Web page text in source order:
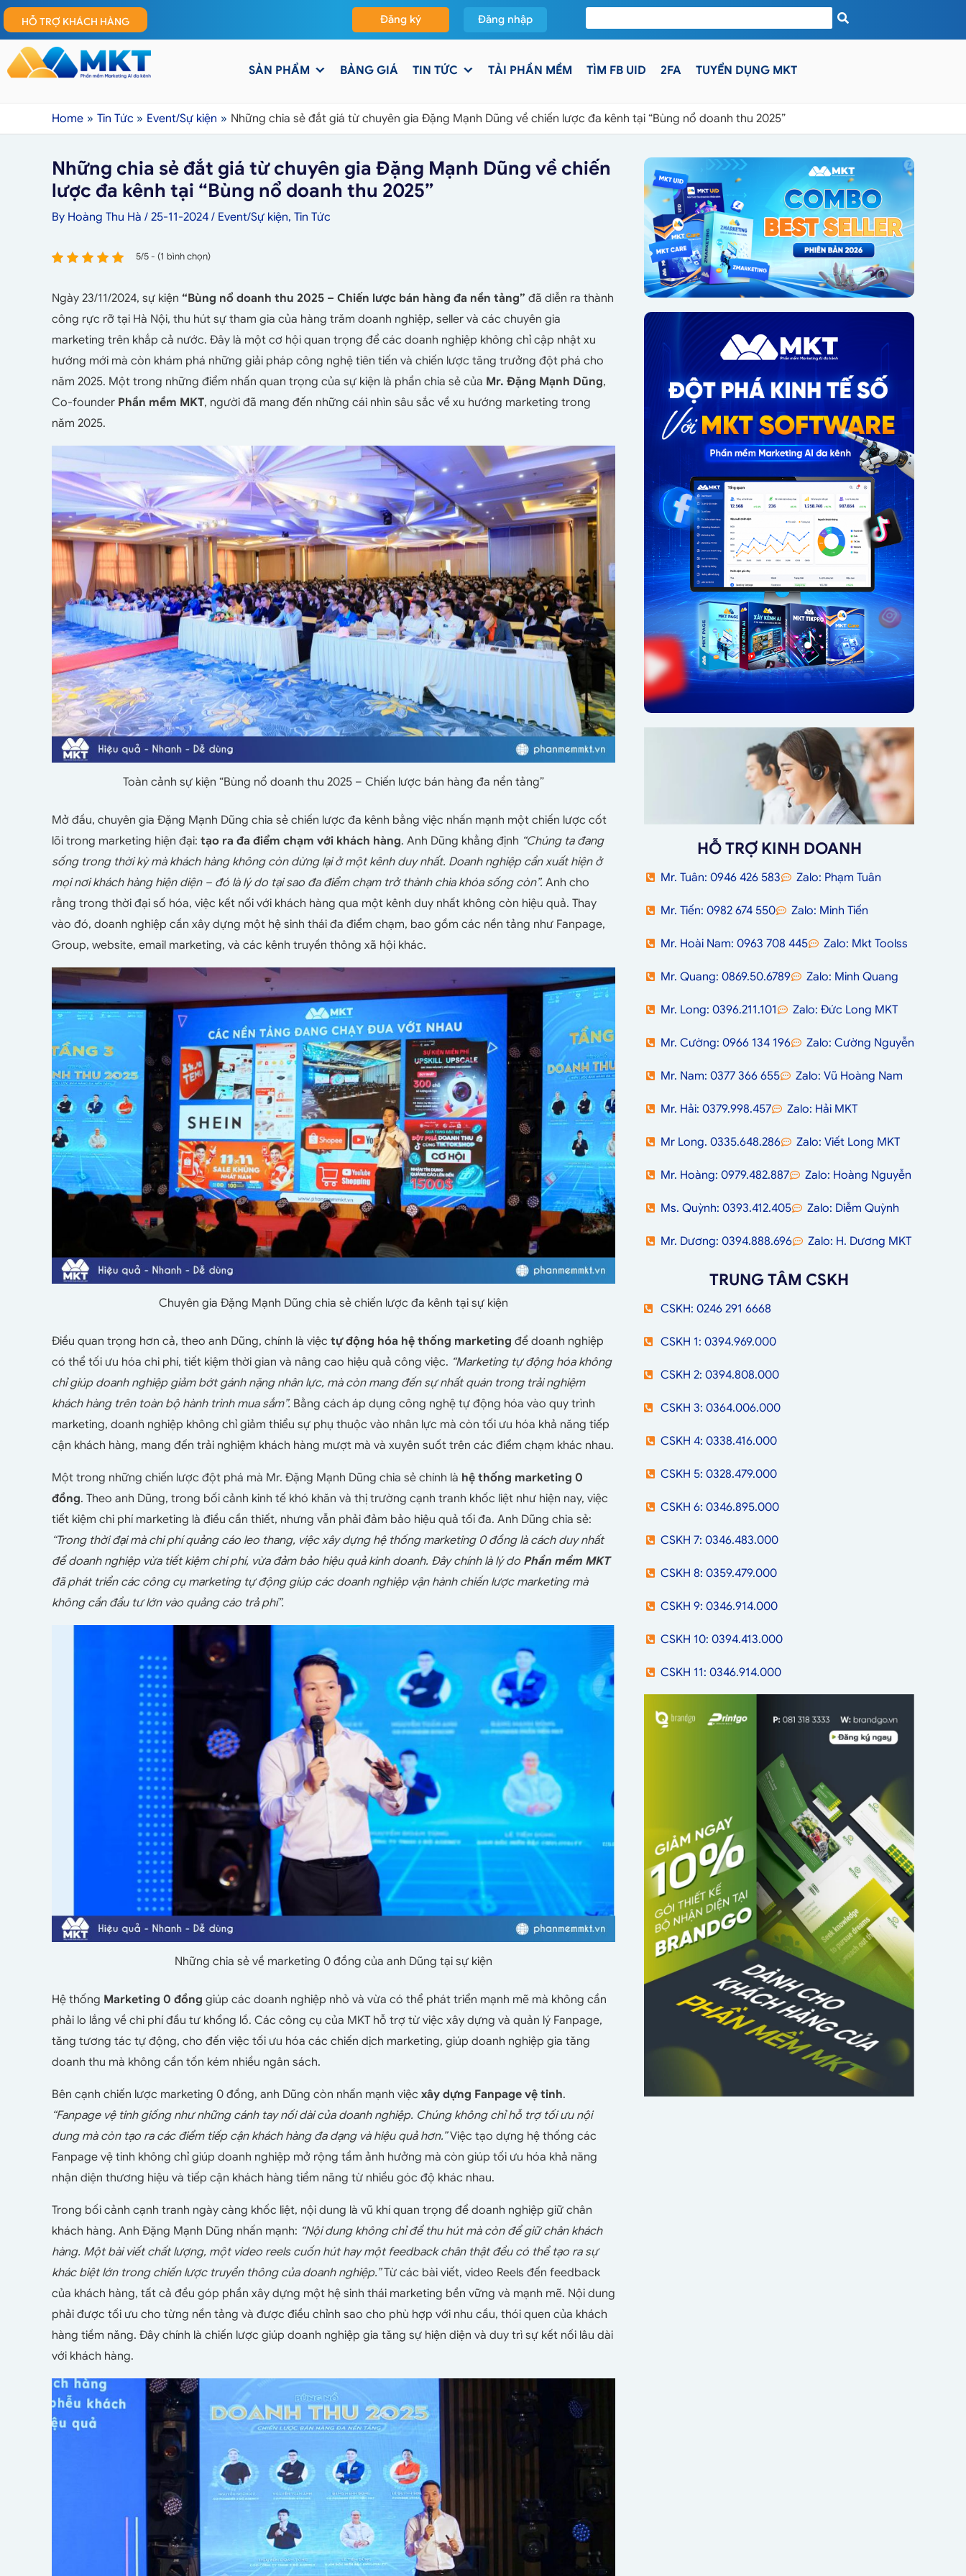
HỖ TRỢ KHÁCH HÀNG Đăng ký Đăng nhập
SẢN PHẨM BẢNG GIÁ TIN TỨC TẢI PHẦN MỀM TÌM FB UID 2FA TUYỂN DỤNG MKT
Home Tin Tức Event/Sự kiện Những chia sẻ đắt giá từ chuyên gia Đặng Mạnh Dũng về chiến lược đa kênh tại “Bùng nổ doanh thu 2025”
Những chia sẻ đắt giá từ chuyên gia Đặng Mạnh Dũng về chiến
lược đa kênh tại “Bùng nổ doanh thu 2025”
By Hoàng Thu Hà / 25-11-2024 / Event/Sự kiện, Tin Tức
5/5 - (1 bình chọn)
Ngày 23/11/2024, sự kiện “Bùng nổ doanh thu 2025 – Chiến lược bán hàng đa nền tảng” đã diễn ra thành
công rực rỡ tại Hà Nội, thu hút sự tham gia của hàng trăm doanh nghiệp, seller và các chuyên gia
marketing trên khắp cả nước. Đây là một cơ hội quan trọng để các doanh nghiệp không chỉ cập nhật xu
hướng mới mà còn khám phá những giải pháp công nghệ tiên tiến và chiến lược tăng trưởng đột phá cho
năm 2025. Một trong những điểm nhấn quan trọng của sự kiện là phần chia sẻ của Mr. Đặng Mạnh Dũng,
Co-founder Phần mềm MKT, người đã mang đến những cái nhìn sâu sắc về xu hướng marketing trong
năm 2025.
Toàn cảnh sự kiện “Bùng nổ doanh thu 2025 – Chiến lược bán hàng đa nền tảng”
Mở đầu, chuyên gia Đặng Mạnh Dũng chia sẻ chiến lược đa kênh bằng việc nhấn mạnh một chiến lược cốt
lõi trong marketing hiện đại: tạo ra đa điểm chạm với khách hàng. Anh Dũng khẳng định “Chúng ta đang
sống trong thời kỳ mà khách hàng không còn dừng lại ở một kênh duy nhất. Doanh nghiệp cần xuất hiện ở
mọi nơi khách hàng hiện diện – đó là lý do tại sao đa điểm chạm trở thành chìa khóa sống còn”. Anh cho
rằng trong thời đại số hóa, việc kết nối với khách hàng qua một kênh duy nhất không còn hiệu quả. Thay
vào đó, doanh nghiệp cần xây dựng một hệ sinh thái đa điểm chạm, bao gồm các nền tảng như Fanpage,
Group, website, email marketing, và các kênh truyền thông xã hội khác.
Chuyên gia Đặng Mạnh Dũng chia sẻ chiến lược đa kênh tại sự kiện
Điều quan trọng hơn cả, theo anh Dũng, chính là việc tự động hóa hệ thống marketing để doanh nghiệp
có thể tối ưu hóa chi phí, tiết kiệm thời gian và nâng cao hiệu quả công việc. “Marketing tự động hóa không
chỉ giúp doanh nghiệp giảm bớt gánh nặng nhân lực, mà còn mang đến sự nhất quán trong trải nghiệm
khách hàng trên toàn bộ hành trình mua sắm”. Bằng cách áp dụng công nghệ tự động hóa vào quy trình
marketing, doanh nghiệp không chỉ giảm thiểu sự phụ thuộc vào nhân lực mà còn tối ưu hóa khả năng tiếp
cận khách hàng, mang đến trải nghiệm khách hàng mượt mà và xuyên suốt trên các điểm chạm khác nhau.
Một trong những chiến lược đột phá mà Mr. Đặng Mạnh Dũng chia sẻ chính là hệ thống marketing 0
đồng. Theo anh Dũng, trong bối cảnh kinh tế khó khăn và thị trường cạnh tranh khốc liệt như hiện nay, việc
tiết kiệm chi phí marketing là điều cần thiết, nhưng vẫn phải đảm bảo hiệu quả tối đa. Anh Dũng chia sẻ:
“Trong thời đại mà chi phí quảng cáo leo thang, việc xây dựng hệ thống marketing 0 đồng là cách duy nhất
để doanh nghiệp vừa tiết kiệm chi phí, vừa đảm bảo hiệu quả kinh doanh. Đây chính là lý do Phần mềm MKT
đã phát triển các công cụ marketing tự động giúp các doanh nghiệp vận hành chiến lược marketing mà
không cần đầu tư lớn vào quảng cáo trả phí”.
Những chia sẻ về marketing 0 đồng của anh Dũng tại sự kiện
Hệ thống Marketing 0 đồng giúp các doanh nghiệp nhỏ và vừa có thể phát triển mạnh mẽ mà không cần
phải lo lắng về chi phí đầu tư khổng lồ. Các công cụ của MKT hỗ trợ từ việc xây dựng và quản lý Fanpage,
tăng tương tác tự động, cho đến việc tối ưu hóa các chiến dịch marketing, giúp doanh nghiệp gia tăng
doanh thu mà không cần tốn kém nhiều ngân sách.
Bên cạnh chiến lược marketing 0 đồng, anh Dũng còn nhấn mạnh việc xây dựng Fanpage vệ tinh.
“Fanpage vệ tinh giống như những cánh tay nối dài của doanh nghiệp. Chúng không chỉ hỗ trợ tối ưu nội
dung mà còn tạo ra các điểm tiếp cận khách hàng đa dạng và hiệu quả hơn.”Việc tạo dựng hệ thống các
Fanpage vệ tinh không chỉ giúp doanh nghiệp mở rộng tầm ảnh hưởng mà còn giúp tối ưu hóa khả năng
nhận diện thương hiệu và tiếp cận khách hàng tiềm năng từ nhiều góc độ khác nhau.
Trong bối cảnh cạnh tranh ngày càng khốc liệt, nội dung là vũ khí quan trọng để doanh nghiệp giữ chân
khách hàng. Anh Đặng Mạnh Dũng nhấn mạnh: “Nội dung không chỉ để thu hút mà còn để giữ chân khách
hàng. Một bài viết chất lượng, một video reels cuốn hút hay một feedback chân thật đều có thể tạo ra sự
khác biệt lớn trong chiến lược truyền thông của doanh nghiệp.”Từ các bài viết, video Reels đến feedback
của khách hàng, tất cả đều góp phần xây dựng một hệ sinh thái marketing bền vững và mạnh mẽ. Nội dung
phải được tối ưu cho từng nền tảng và được điều chỉnh sao cho phù hợp với nhu cầu, thói quen của khách
hàng tiềm năng. Đây chính là chiến lược giúp doanh nghiệp gia tăng sự hiện diện và duy trì sự kết nối lâu dài
với khách hàng.
HỖ TRỢ KINH DOANH
Mr. Tuân: 0946 426 583 Zalo: Phạm Tuân
Mr. Tiến: 0982 674 550 Zalo: Minh Tiến
Mr. Hoài Nam: 0963 708 445 Zalo: Mkt Toolss
Mr. Quang: 0869.50.6789 Zalo: Minh Quang
Mr. Long: 0396.211.101 Zalo: Đức Long MKT
Mr. Cường: 0966 134 196 Zalo: Cường Nguyễn
Mr. Nam: 0377 366 655 Zalo: Vũ Hoàng Nam
Mr. Hải: 0379.998.457 Zalo: Hải MKT
Mr Long. 0335.648.286 Zalo: Viết Long MKT
Mr. Hoàng: 0979.482.887 Zalo: Hoàng Nguyễn
Ms. Quỳnh: 0393.412.405 Zalo: Diễm Quỳnh
Mr. Dương: 0394.888.696 Zalo: H. Dương MKT
TRUNG TÂM CSKH
CSKH: 0246 291 6668
CSKH 1: 0394.969.000
CSKH 2: 0394.808.000
CSKH 3: 0364.006.000
CSKH 4: 0338.416.000
CSKH 5: 0328.479.000
CSKH 6: 0346.895.000
CSKH 7: 0346.483.000
CSKH 8: 0359.479.000
CSKH 9: 0346.914.000
CSKH 10: 0394.413.000
CSKH 11: 0346.914.000